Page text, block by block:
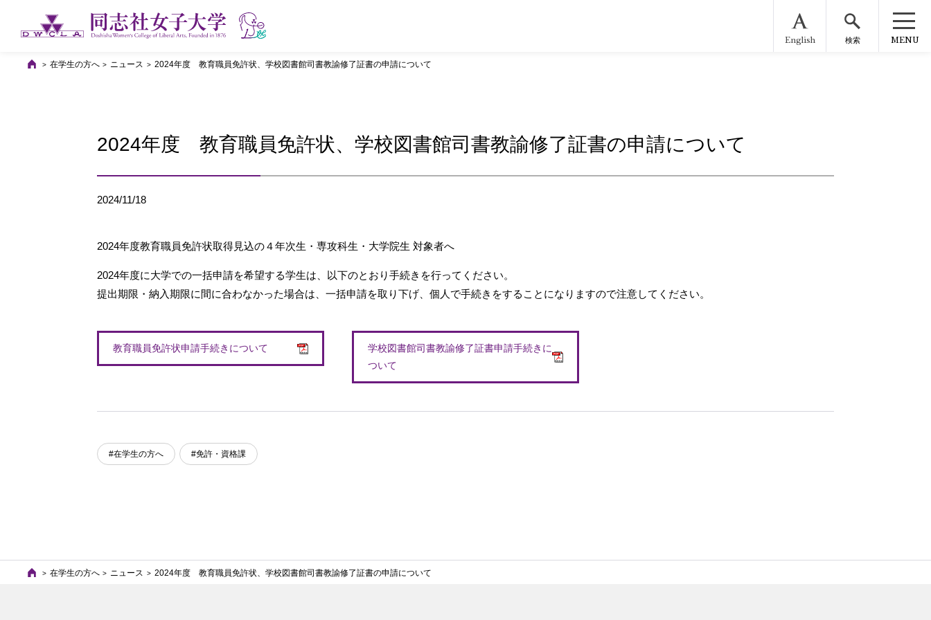
English 検索 MENU
在学生の方へ ニュース 2024年度 教育職員免許状、学校図書館司書教諭修了証書の申請について
2024年度 教育職員免許状、学校図書館司書教諭修了証書の申請について
2024/11/18
2024年度教育職員免許状取得見込の４年次生・専攻科生・大学院生 対象者へ
2024年度に大学での一括申請を希望する学生は、以下のとおり手続きを行ってください。
提出期限・納入期限に間に合わなかった場合は、一括申請を取り下げ、個人で手続きをすることになりますので注意してください。
教育職員免許状申請手続きについて
学校図書館司書教諭修了証書申請手続きに
ついて
#在学生の方へ #免許・資格課
在学生の方へ ニュース 2024年度 教育職員免許状、学校図書館司書教諭修了証書の申請について